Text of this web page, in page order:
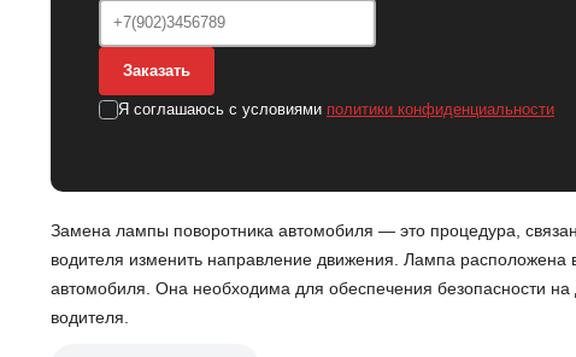
Заказать
Я соглашаюсь с условиями политики конфиденциальности
Замена лампы поворотника автомобиля — это процедура,
водителя изменить направление движения. Лампа расположена
автомобиля. Она необходима для обеспечения безопасности
водителя.